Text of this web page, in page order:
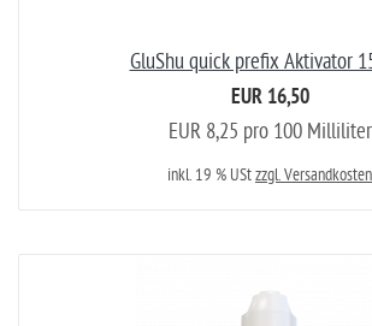
GluShu quick prefix Aktivator
EUR 16,50
EUR 8,25 pro 100 Milliliter
inkl. 19 % UStzzgl. Versandkosten